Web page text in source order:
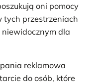
oni pomocy
tych przestrzeniach
dla
reklamowa
do osób, które